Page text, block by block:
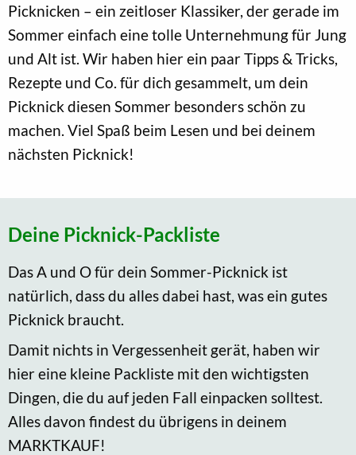
Picknicken – ein zeitloser Klassiker, der gerade im
Sommer einfach eine tolle Unternehmung für Jung
und Alt ist. Wir haben hier ein paar Tipps & Tricks,
Rezepte und Co. für dich gesammelt, um dein
Picknick diesen Sommer besonders schön zu
machen. Viel Spaß beim Lesen und bei deinem
nächsten Picknick!
Deine Picknick-Packliste
Das A und O für dein Sommer-Picknick ist
natürlich, dass du alles dabei hast, was ein gutes
Picknick braucht.
Damit nichts in Vergessenheit gerät, haben wir
hier eine kleine Packliste mit den wichtigsten
Dingen, die du auf jeden Fall einpacken solltest.
Alles davon findest du übrigens in deinem
MARKTKAUF!